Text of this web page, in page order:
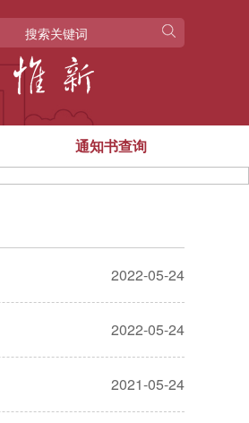
通知书查询
2022-05-24
2022-05-24
2021-05-24